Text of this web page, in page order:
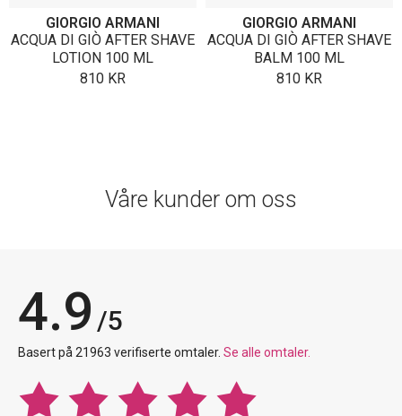
GIORGIO ARMANI
ACQUA DI GIÒ AFTER SHAVE
LOTION 100 ML
810 KR
GIORGIO ARMANI
ACQUA DI GIÒ AFTER SHAVE
BALM 100 ML
810 KR
Våre kunder om oss
4.9 /5
Basert på 21963 verifiserte omtaler. Se alle omtaler.